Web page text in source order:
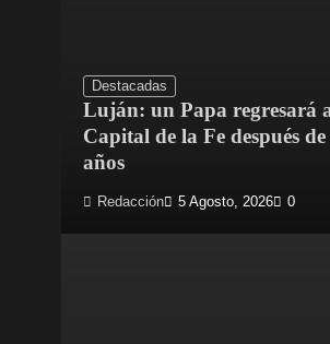
Destacadas
Luján: un Papa regresará
Capital de la Fe después
años
Redacción 5 Agosto, 2026 0